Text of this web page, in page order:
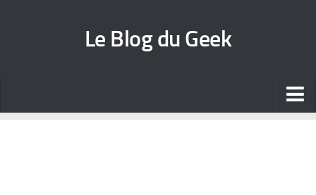
Le Blog du Geek